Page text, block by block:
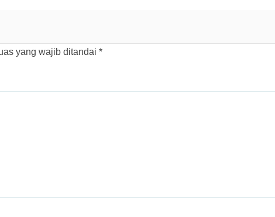
yang wajib ditandai *